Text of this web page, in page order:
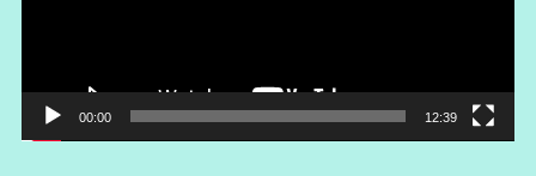
00:00 12:39